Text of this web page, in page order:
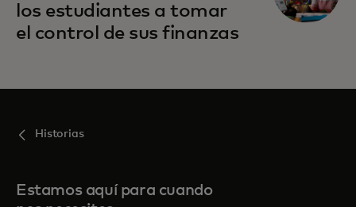
los estudiantes a tomar
el control de sus finanzas
Historias
Estamos aquí para cuando